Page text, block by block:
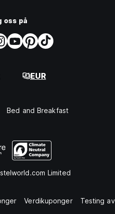
oss på
EUR
Bed and Breakfast
Limited
Verdikuponger Testing